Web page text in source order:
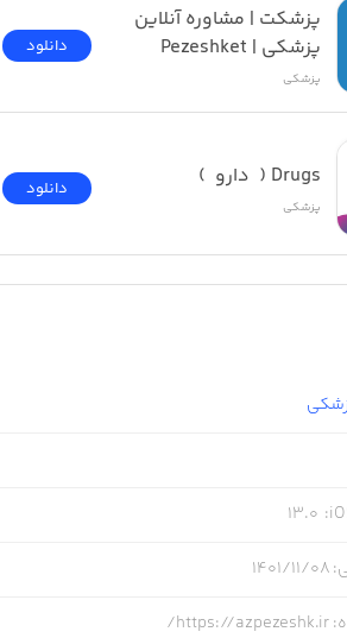
پزشکی | Pezeshket
پزشکی
دانلود
Drugs (  دارو  )
پزشکی
دانلود
:
13.0
:۱۴۰۱/۱۱/۰۸
:
https://azpezeshk.ir/